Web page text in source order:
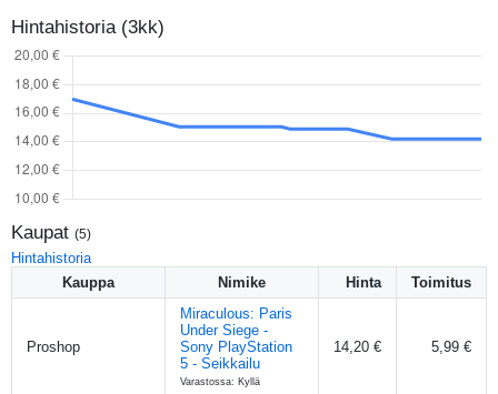
Hintahistoria (3kk)
Kaupat (5)
Hintahistoria
Kauppa
Nimike Hinta Toimitus
Proshop
Miraculous: Paris
Under Siege -
Sony PlayStation
5 - Seikkailu
Varastossa: Kyllä
14,20 € 5,99 €